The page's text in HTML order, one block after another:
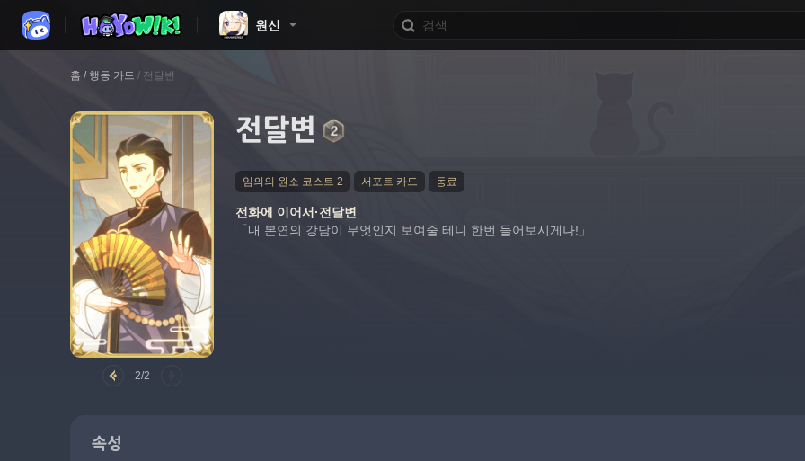
원신
홈 / 행동 카드 / 전달변
2/2
전달변
임의의 원소 코스트 2 서포트 카드 동료
전화에 이어서·전달변
「내 본연의 강담이 무엇인지 보여줄 테니 한번 들어보시게나!」
속성